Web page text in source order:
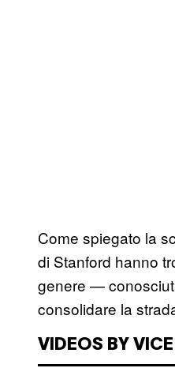
Come spiegato la
di Stanford hanno
genere —
consolidare la
VIDEOS BY VICE